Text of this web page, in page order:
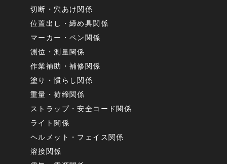
切断・穴あけ関係
位置出し・締め具関係
マーカー・ペン関係
測位・測量関係
作業補助・補修関係
塗り・慣らし関係
重量・荷締関係
ストラップ・安全コード関係
ライト関係
ヘルメット・フェイス関係
溶接関係